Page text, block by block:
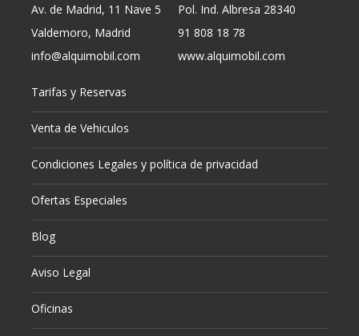
Av. de Madrid, 11 Nave 5
Pol. Ind. Albresa 28340
Valdemoro, Madrid
91 808 18 78
info@alquimobil.com
www.alquimobil.com
Tarifas y Reservas
Venta de Vehiculos
Condiciones Legales y política de privacidad
Ofertas Especiales
Blog
Aviso Legal
Oficinas